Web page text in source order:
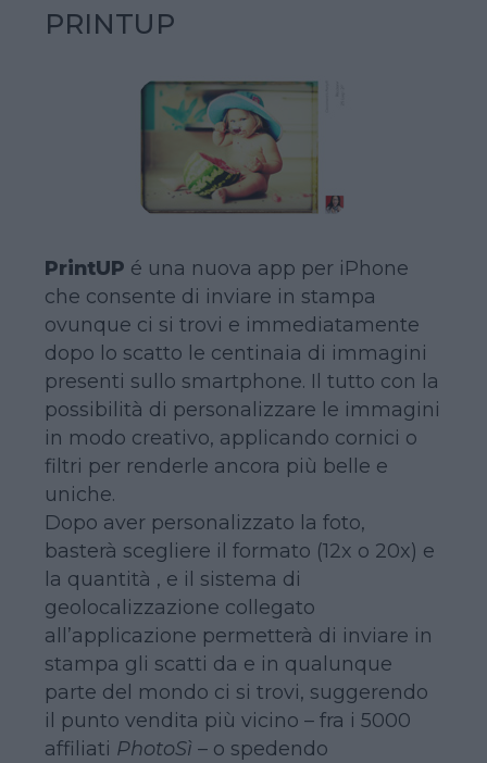
PRINTUP
PrintUP é una nuova app per iPhone
che consente di inviare in stampa
ovunque ci si trovi e immediatamente
dopo lo scatto le centinaia di immagini
presenti sullo smartphone. Il tutto con la
possibilità di personalizzare le immagini
in modo creativo, applicando cornici o
filtri per renderle ancora più belle e
uniche.
Dopo aver personalizzato la foto,
basterà scegliere il formato (12x o 20x) e
la quantità , e il sistema di
geolocalizzazione collegato
all’applicazione permetterà di inviare in
stampa gli scatti da e in qualunque
parte del mondo ci si trovi, suggerendo
il punto vendita più vicino – fra i 5000
affiliati PhotoSì – o spedendo